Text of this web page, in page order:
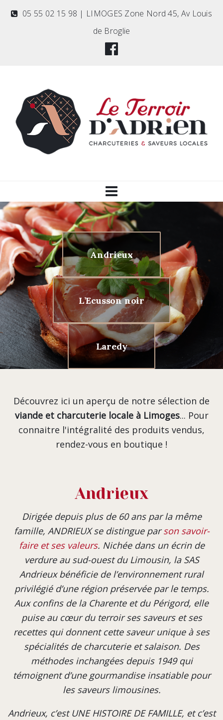
05 55 02 15 98 | LIMOGES Zone Nord 45, Av Louis
de Broglie
Andrieux
L’Ecusson noir
Laredy
Découvrez ici un aperçu de notre sélection de
viande et charcuterie locale à Limoges... Pour
connaitre l'intégralité des produits vendus,
rendez-vous en boutique !
Andrieux
Dirigée depuis plus de 60 ans par la même
famille, ANDRIEUX se distingue parson savoir-
faire et ses valeurs. Nichée dans un écrin de
verdure au sud-ouest du Limousin, la SAS
Andrieux bénéficie de l’environnement rural
privilégié d’une région préservée par le temps.
Aux confins de la Charente et du Périgord, elle
puise au cœur du terroir ses saveurs et ses
recettes qui donnent cette saveur unique à ses
spécialités de charcuterie et salaison. Des
méthodes inchangées depuis 1949 qui
témoignent d’une gourmandise insatiable pour
les saveurs limousines.
Andrieux, c’est UNE HISTOIRE DE FAMILLE, et c’est